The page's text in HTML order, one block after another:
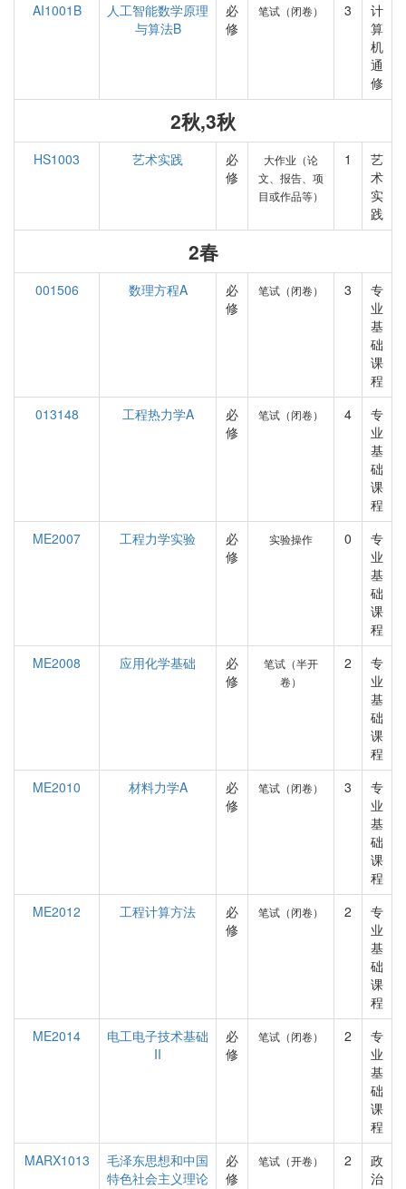
AI1001B
人工智能数学原理
与算法B
必
修
笔试（闭卷） 3
计
算
机
通
修
2秋,3秋
HS1003 艺术实践
必
修
大作业（论
文、报告、项
目或作品等）
1
艺
术
实
践
2春
001506 数理方程A
必
修
笔试（闭卷） 3
专
业
基
础
课
程
013148
工程热力学A
必
修
笔试（闭卷） 4
专
业
基
础
课
程
ME2007
工程力学实验
必
修
实验操作 0
专
业
基
础
课
程
ME2008
应用化学基础
必
修
笔试（半开
卷）
2
专
业
基
础
课
程
ME2010
材料力学A
必
修
笔试（闭卷） 3
专
业
基
础
课
程
ME2012
工程计算方法
必
修
笔试（闭卷） 2
专
业
基
础
课
程
ME2014
电工电子技术基础
II
必
修
笔试（闭卷） 2
专
业
基
础
课
程
MARX1013
毛泽东思想和中国
特色社会主义理论
必
修
笔试（开卷） 2
政
治